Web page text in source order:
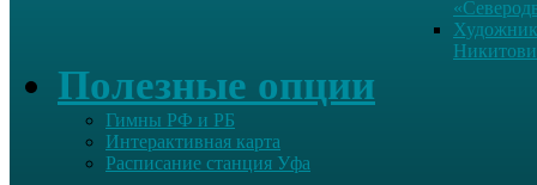
Полезные опции
Гимны РФ и РБ
Интерактивная карта
Расписание станция Уфа